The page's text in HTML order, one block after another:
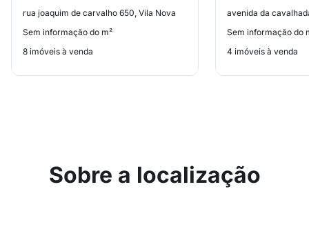
rua joaquim de carvalho 650, Vila Nova
Sem informação do m²
8 imóveis à venda
avenida da
Sem informação do
4 imóveis à venda
Sobre a localização